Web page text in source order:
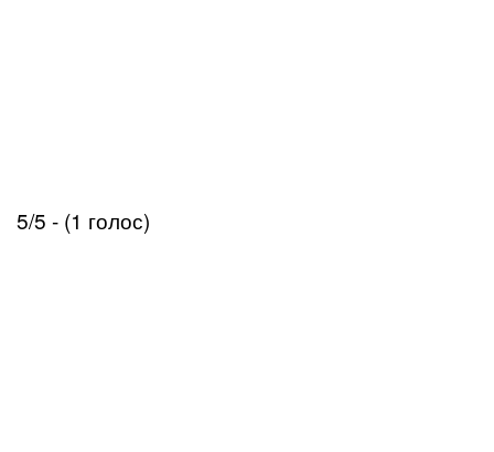
5/5 - (1 голос)